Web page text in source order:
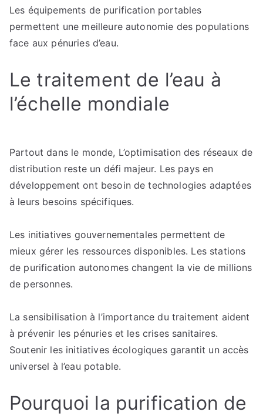
Les équipements de purification portables
permettent une meilleure autonomie des populations
face aux pénuries d’eau.
Le traitement de l’eau à
l’échelle mondiale
Partout dans le monde, L’optimisation des réseaux de
distribution reste un défi majeur. Les pays en
développement ont besoin de technologies adaptées
à leurs besoins spécifiques.
Les initiatives gouvernementales permettent de
mieux gérer les ressources disponibles. Les stations
de purification autonomes changent la vie de millions
de personnes.
La sensibilisation à l’importance du traitement aident
à prévenir les pénuries et les crises sanitaires.
Soutenir les initiatives écologiques garantit un accès
universel à l’eau potable.
Pourquoi la purification de